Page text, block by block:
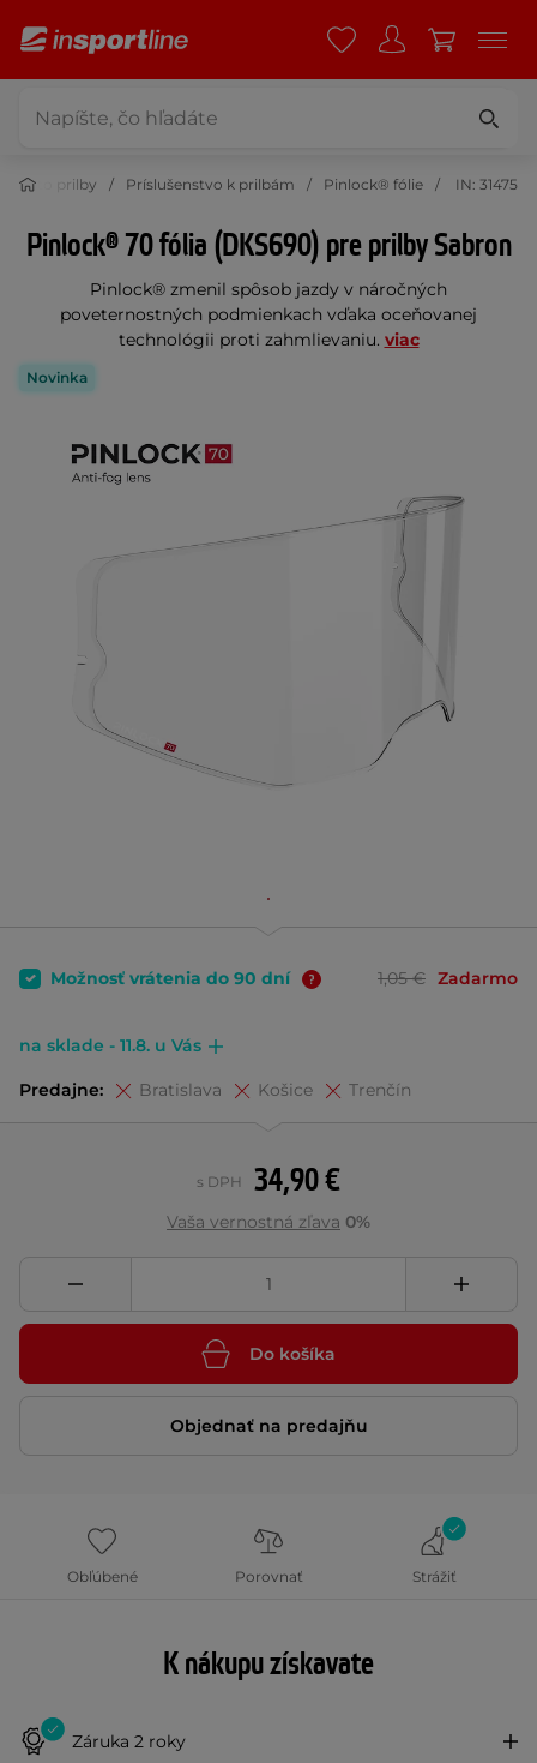
Moto prilby Príslušenstvo k prilbám Pinlock® fólie IN: 31475
Pinlock® 70 fólia (DKS690) pre prilby Sabron
Pinlock® zmenil spôsob jazdy v náročných
poveternostných podmienkach vďaka oceňovanej
technológii proti zahmlievaniu. viac
Novinka
Možnosť vrátenia do 90 dní 1,05 € Zadarmo
na sklade - 11.8. u Vás
Predajne: Bratislava Košice Trenčín
34,90 €
s DPH
Vaša vernostná zľava 0%
Do košíka
Objednať na predajňu
Obľúbené Porovnať Strážiť
K nákupu získavate
Záruka 2 roky